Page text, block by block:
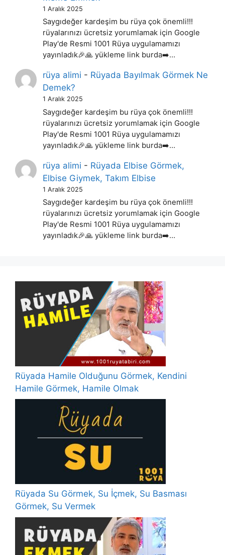
1 Aralık 2025
Saygıdeğer kardeşim bu rüya çok önemli!!!
rüyalarınızı ücretsiz yorumlamak için Google
Play'de Resmi 1001 Rüya uygulamamızı
yayınladık🎉🙏 yükleme link burda➡️…
rüya alimi - Rüyada Bayılmak Görmek Ne
Demek?
1 Aralık 2025
Saygıdeğer kardeşim bu rüya çok önemli!!!
rüyalarınızı ücretsiz yorumlamak için Google
Play'de Resmi 1001 Rüya uygulamamızı
yayınladık🎉🙏 yükleme link burda➡️…
rüya alimi - Rüyada Elbise Görmek,
Elbise Giymek, Takım Elbise
1 Aralık 2025
Saygıdeğer kardeşim bu rüya çok önemli!!!
rüyalarınızı ücretsiz yorumlamak için Google
Play'de Resmi 1001 Rüya uygulamamızı
yayınladık🎉🙏 yükleme link burda➡️…
Rüyada Hamile Olduğunu Görmek, Kendini
Hamile Görmek, Hamile Olmak
Rüyada Su Görmek, Su İçmek, Su Basması
Görmek, Su Vermek